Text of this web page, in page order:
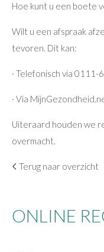
Hoe kunt u een boete
Wilt u een afspraak
tevoren. Dit kan:
· Telefonisch via 0111-
· Via
Uiteraard houden we
overmacht.
Terug naar overzicht
ONLINE